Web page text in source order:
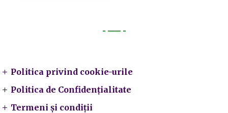
Politica privind cookie-urile
Politica de Confidențialitate
Termeni și condiții